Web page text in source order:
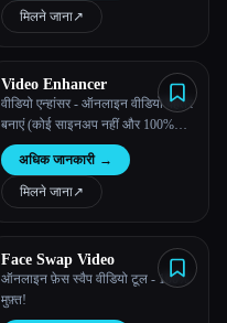
अत्याधुनिक उपकरणों और बेहतरीन दृश्यों
की ज़रूरत कई लोगों को रोकती है।
मिलने जाना↗︎
Video Enhancer
वीडियो एन्हांसर - ऑनलाइन वीडियो बेहतर
बनाएं (कोई साइनअप नहीं और 100%
मुफ़्त)
अधिक जानकारी →
मिलने जाना↗︎
Face Swap Video
ऑनलाइन फ़ेस स्वैप वीडियो टूल - 100%
मुफ़्त!